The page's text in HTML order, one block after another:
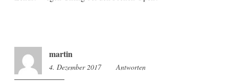
martin
4. Dezember 2017 15:05
Antworten